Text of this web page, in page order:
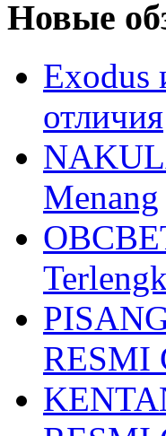
Новые
Exodus
отличия
Menang
RESMI